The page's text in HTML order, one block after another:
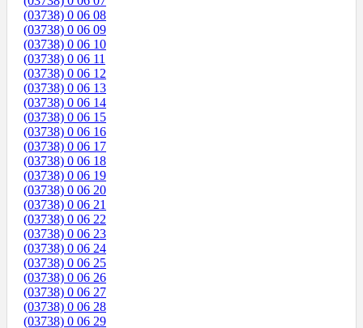
(03738) 0 06 08
(03738) 0 06 09
(03738) 0 06 10
(03738) 0 06 11
(03738) 0 06 12
(03738) 0 06 13
(03738) 0 06 14
(03738) 0 06 15
(03738) 0 06 16
(03738) 0 06 17
(03738) 0 06 18
(03738) 0 06 19
(03738) 0 06 20
(03738) 0 06 21
(03738) 0 06 22
(03738) 0 06 23
(03738) 0 06 24
(03738) 0 06 25
(03738) 0 06 26
(03738) 0 06 27
(03738) 0 06 28
(03738) 0 06 29